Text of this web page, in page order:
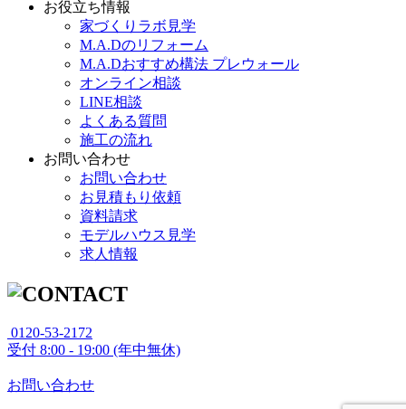
お役立ち情報
家づくりラボ見学
M.A.Dのリフォーム
M.A.Dおすすめ構法 プレウォール
オンライン相談
LINE相談
よくある質問
施工の流れ
お問い合わせ
お問い合わせ
お見積もり依頼
資料請求
モデルハウス見学
求人情報
0120-53-2172
受付 8:00 - 19:00 (年中無休)
お問い合わせ